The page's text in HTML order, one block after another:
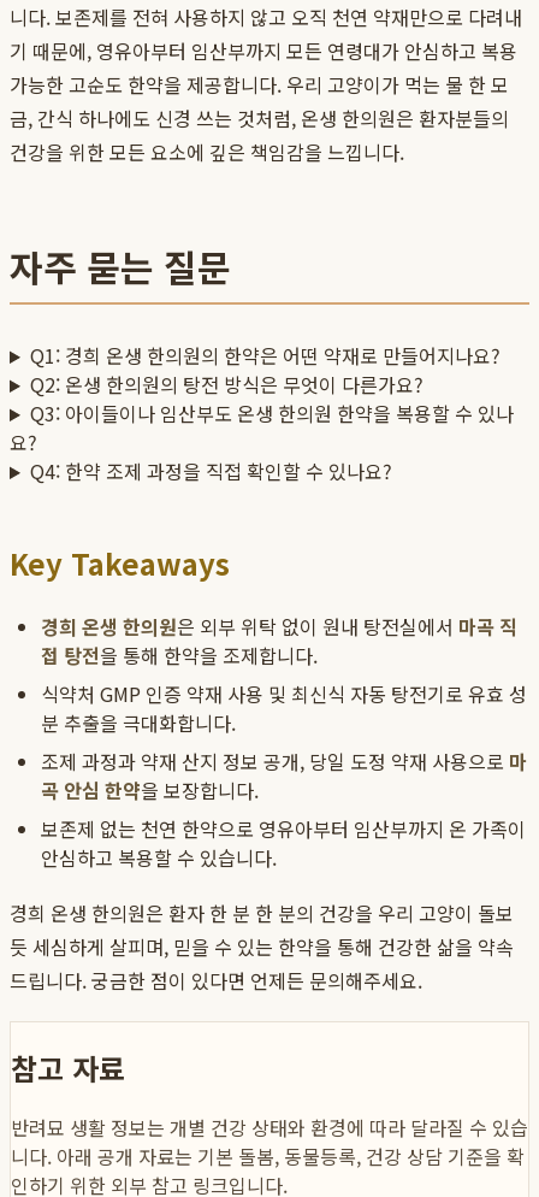
니다. 보존제를 전혀 사용하지 않고 오직 천연 약재만으로 다려내
기 때문에, 영유아부터 임산부까지 모든 연령대가 안심하고 복용
가능한 고순도 한약을 제공합니다. 우리 고양이가 먹는 물 한 모
금, 간식 하나에도 신경 쓰는 것처럼, 온생 한의원은 환자분들의
건강을 위한 모든 요소에 깊은 책임감을 느낍니다.
자주 묻는 질문
Q1: 경희 온생 한의원의 한약은 어떤 약재로 만들어지나요?
Q2: 온생 한의원의 탕전 방식은 무엇이 다른가요?
Q3: 아이들이나 임산부도 온생 한의원 한약을 복용할 수 있나
요?
Q4: 한약 조제 과정을 직접 확인할 수 있나요?
Key Takeaways
경희 온생 한의원은 외부 위탁 없이 원내 탕전실에서 마곡 직
접 탕전을 통해 한약을 조제합니다.
식약처 GMP 인증 약재 사용 및 최신식 자동 탕전기로 유효 성
분 추출을 극대화합니다.
조제 과정과 약재 산지 정보 공개, 당일 도정 약재 사용으로 마
곡 안심 한약을 보장합니다.
보존제 없는 천연 한약으로 영유아부터 임산부까지 온 가족이
안심하고 복용할 수 있습니다.
경희 온생 한의원은 환자 한 분 한 분의 건강을 우리 고양이 돌보
듯 세심하게 살피며, 믿을 수 있는 한약을 통해 건강한 삶을 약속
드립니다. 궁금한 점이 있다면 언제든 문의해주세요.
참고 자료
반려묘 생활 정보는 개별 건강 상태와 환경에 따라 달라질 수 있습
니다. 아래 공개 자료는 기본 돌봄, 동물등록, 건강 상담 기준을 확
인하기 위한 외부 참고 링크입니다.